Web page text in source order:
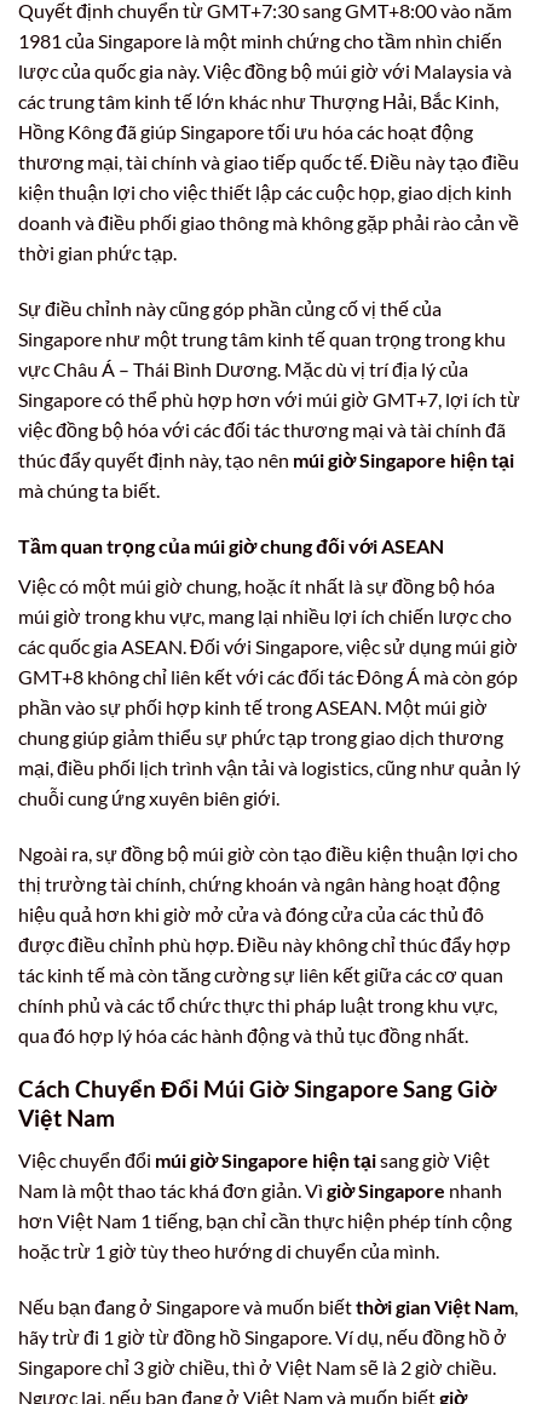
Quyết định chuyển từ GMT+7:30 sang GMT+8:00 vào năm
1981 của Singapore là một minh chứng cho tầm nhìn chiến
lược của quốc gia này. Việc đồng bộ múi giờ với Malaysia và
các trung tâm kinh tế lớn khác như Thượng Hải, Bắc Kinh,
Hồng Kông đã giúp Singapore tối ưu hóa các hoạt động
thương mại, tài chính và giao tiếp quốc tế. Điều này tạo điều
kiện thuận lợi cho việc thiết lập các cuộc họp, giao dịch kinh
doanh và điều phối giao thông mà không gặp phải rào cản về
thời gian phức tạp.
Sự điều chỉnh này cũng góp phần củng cố vị thế của
Singapore như một trung tâm kinh tế quan trọng trong khu
vực Châu Á – Thái Bình Dương. Mặc dù vị trí địa lý của
Singapore có thể phù hợp hơn với múi giờ GMT+7, lợi ích từ
việc đồng bộ hóa với các đối tác thương mại và tài chính đã
thúc đẩy quyết định này, tạo nên múi giờ Singapore hiện tại
mà chúng ta biết.
Tầm quan trọng của múi giờ chung đối với ASEAN
Việc có một múi giờ chung, hoặc ít nhất là sự đồng bộ hóa
múi giờ trong khu vực, mang lại nhiều lợi ích chiến lược cho
các quốc gia ASEAN. Đối với Singapore, việc sử dụng múi giờ
GMT+8 không chỉ liên kết với các đối tác Đông Á mà còn góp
phần vào sự phối hợp kinh tế trong ASEAN. Một múi giờ
chung giúp giảm thiểu sự phức tạp trong giao dịch thương
mại, điều phối lịch trình vận tải và logistics, cũng như quản lý
chuỗi cung ứng xuyên biên giới.
Ngoài ra, sự đồng bộ múi giờ còn tạo điều kiện thuận lợi cho
thị trường tài chính, chứng khoán và ngân hàng hoạt động
hiệu quả hơn khi giờ mở cửa và đóng cửa của các thủ đô
được điều chỉnh phù hợp. Điều này không chỉ thúc đẩy hợp
tác kinh tế mà còn tăng cường sự liên kết giữa các cơ quan
chính phủ và các tổ chức thực thi pháp luật trong khu vực,
qua đó hợp lý hóa các hành động và thủ tục đồng nhất.
Cách Chuyển Đổi Múi Giờ SingaporeSang Giờ
Việt Nam
Việc chuyển đổi múi giờ Singapore hiện tạisang giờ Việt
Nam là một thao tác khá đơn giản. Vì giờ Singapore nhanh
hơn Việt Nam 1 tiếng, bạn chỉ cần thực hiện phép tính cộng
hoặc trừ 1 giờ tùy theo hướng di chuyển của mình.
Nếu bạn đang ở Singapore và muốn biếtthời gian Việt Nam
hãy trừ đi 1 giờ từ đồng hồ Singapore. Ví dụ, nếu đồng hồ ở
Singapore chỉ 3 giờ chiều, thì ở Việt Nam sẽ là 2 giờ chiều.
Ngược lại, nếu bạn đang ở Việt Nam và muốn biếtgiờ